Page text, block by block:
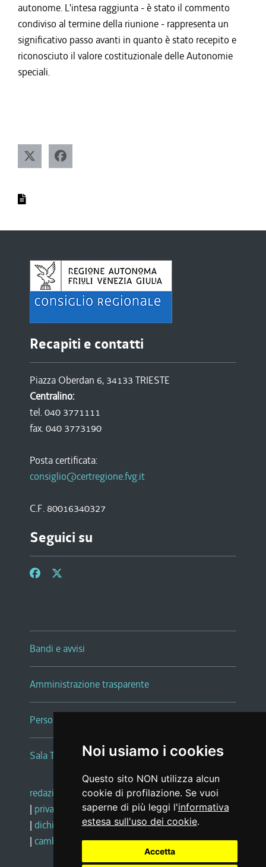
Noi usiamo i cookies
Questo sito NON utilizza alcun
cookie di profilazione. Se vuoi
saperne di più leggi l'informativa
estesa sull'uso dei cookie.
Accetta
autonome. L'intesa raggiunta - è stato il commento
condiviso al termine della riunione - rappresenta un
significativo passo avanti in quanto è stato recepito e
riconosciuto il valore costituzionale delle Autonomie
speciali.
Recapiti e contatti
Piazza Oberdan 6, 34133 TRIESTE
Centralino:
tel. 040 3771111
fax. 040 3773190
Posta certificata:
consiglio@certregione.fvg.it
C.F. 80016340327
Seguici su
Bandi e avvisi
Amministrazione trasparente
Persone e Uffici
Sala Tiziano Tessitori
redazione web |note legali |glossario
| privacy
social media policy
| dichiarazione di accessibilità |feedback
| cambio preferenze cookie